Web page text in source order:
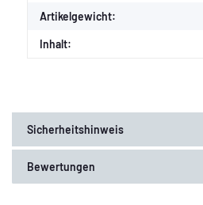
Artikelgewicht:
Inhalt:
Sicherheitshinweis
Bewertungen